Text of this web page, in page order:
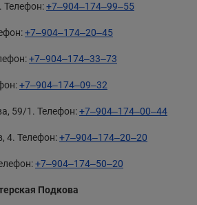
Телефон:+7‒904‒174‒99‒55
+7‒904‒174‒20‒45
+7‒904‒174‒33‒73
+7‒904‒174‒09‒32
59/1. Телефон:+7‒904‒174‒00‒44
4. Телефон:+7‒904‒174‒20‒20
+7‒904‒174‒50‒20
Подкова